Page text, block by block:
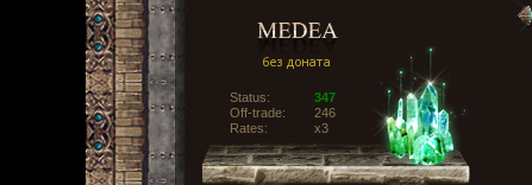
Status:
347
Off-trade:
246
Rates:
x3